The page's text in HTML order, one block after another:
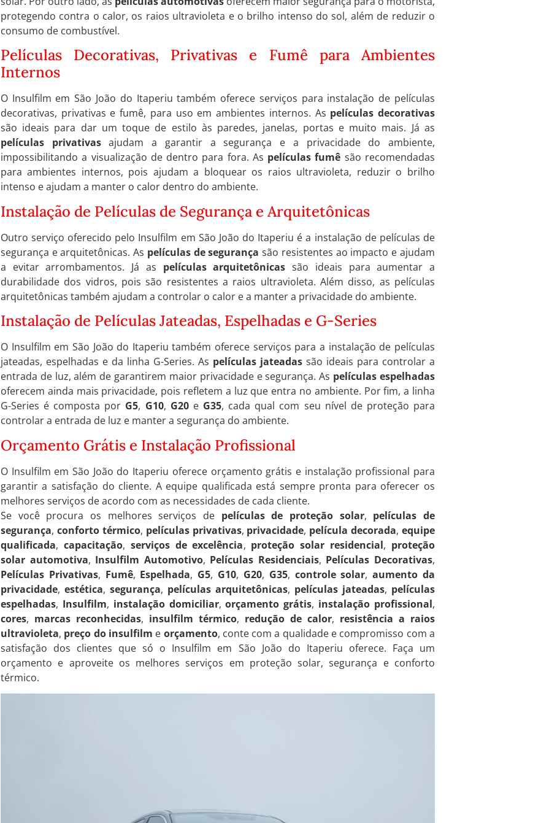
protegendo contra o calor, os raios ultravioleta e o brilho intenso do sol, além de reduzir o
consumo de combustível.
Películas Decorativas, Privativas e Fumê para Ambientes
Internos
O Insulfilm em São João do Itaperiu também oferece serviços para instalação de películas
decorativas, privativas e fumê, para uso em ambientes internos. As películas decorativas
são ideais para dar um toque de estilo às paredes, janelas, portas e muito mais. Já as
películas privativasajudam a garantir a segurança e a privacidade do ambiente,
impossibilitando a visualização de dentro para fora. As películas fumê são recomendadas
para ambientes internos, pois ajudam a bloquear os raios ultravioleta, reduzir o brilho
intenso e ajudam a manter o calor dentro do ambiente.
Instalação de Películas de Segurança e Arquitetônicas
Outro serviço oferecido pelo Insulfilm em São João do Itaperiu é a instalação de películas de
segurança e arquitetônicas. As películas de segurança são resistentes ao impacto e ajudam
a evitar arrombamentos. Já as películas arquitetônicas são ideais para aumentar a
durabilidade dos vidros, pois são resistentes a raios ultravioleta. Além disso, as películas
arquitetônicas também ajudam a controlar o calor e a manter a privacidade do ambiente.
Instalação de Películas Jateadas, Espelhadas e G-Series
O Insulfilm em São João do Itaperiu também oferece serviços para a instalação de películas
jateadas, espelhadas e da linha G-Series. As películas jateadas são ideais para controlar a
entrada de luz, além de garantirem maior privacidade e segurança. As películas espelhadas
oferecem ainda mais privacidade, pois refletem a luz que entra no ambiente. Por fim, a linha
G-Series é composta por G5, G10, G20e G35, cada qual com seu nível de proteção para
controlar a entrada de luz e manter a segurança do ambiente.
Orçamento Grátis e Instalação Profissional
O Insulfilm em São João do Itaperiu oferece orçamento grátis e instalação profissional para
garantir a satisfação do cliente. A equipe qualificada está sempre pronta para oferecer os
melhores serviços de acordo com as necessidades de cada cliente.
Se você procura os melhores serviços de películas de proteção solar, películas de
segurança, conforto térmico, películas privativas, privacidade, película decorada,equipe
qualificada, capacitação, serviços de excelência, proteção solar residencial, proteção
solar automotiva, Insulfilm Automotivo, Películas Residenciais, Películas Decorativas,
Películas Privativas, Fumê, Espelhada, G5, G10, G20, G35, controle solar,aumento da
privacidade, estética, segurança, películas arquitetônicas, películas jateadas, películas
espelhadas, Insulfilm, instalação domiciliar,orçamento grátis, instalação profissional,
cores, marcas reconhecidas, insulfilm térmico, redução de calor, resistência a raios
ultravioleta, preço do insulfilm e orçamento, conte com a qualidade e compromisso com a
satisfação dos clientes que só o Insulfilm em São João do Itaperiu oferece. Faça um
orçamento e aproveite os melhores serviços em proteção solar, segurança e conforto
térmico.